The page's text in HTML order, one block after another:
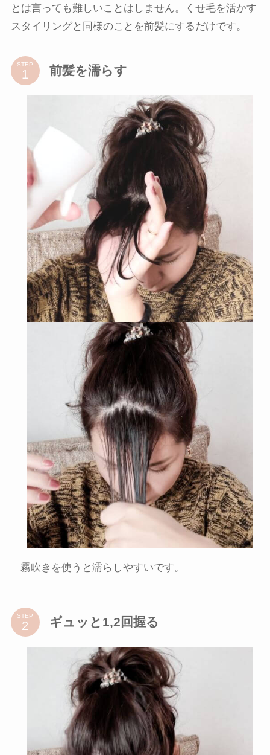
とは言っても難しいことはしません。くせ毛を活かす
スタイリングと同様のことを前髪にするだけです。
STEP 前髪を濡らす
霧吹きを使うと濡らしやすいです。
STEP ギュッと1,2回握る